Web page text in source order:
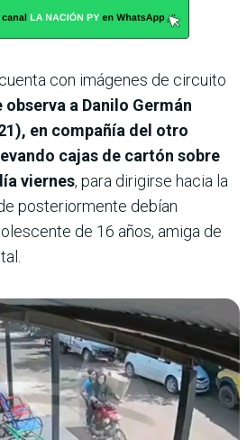
con imágenes de circuito
observa a Danilo Germán
en compañía del otro
cajas de cartón sobre
viernes, para dirigirse hacia la
posteriormente debían
de 16 años, amiga de